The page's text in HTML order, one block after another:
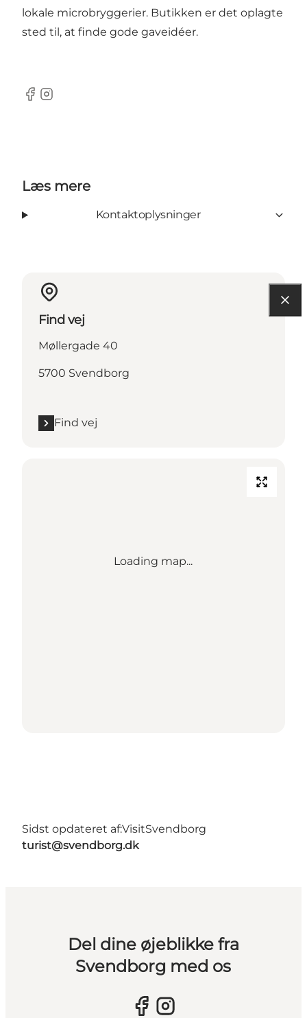
lokale microbryggerier. Butikken er det oplagte
sted til, at finde gode gaveidéer.
Facebook
Instagram
Læs mere
Kontaktoplysninger
Find vej
Møllergade 40
5700 Svendborg
Find vej
Loading map...
Sidst opdateret af:VisitSvendborg
turist@svendborg.dk
Del dine øjeblikke fra
Svendborg med os